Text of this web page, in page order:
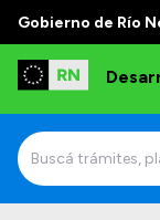
Gobierno de Río